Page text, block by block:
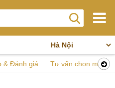
& Đánh giá Tư vấn chọn mua